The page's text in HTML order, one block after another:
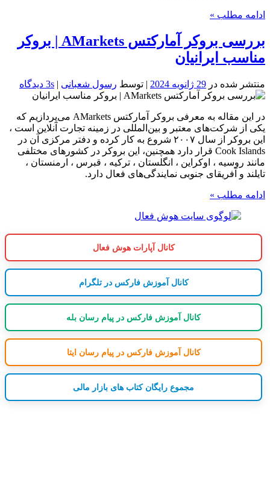
ادامه مطلب »
بررسی بروکر آمارکتس AMarkets | بروکر
مناسب ایرانیان
منتشر شده در 29 ژانویه 2024 | توسط رسول شعبانی | 3s دیدگاه
در این مقاله به معرفی بروکر آمارکتس AMarkets می‌پردازیم که
یکی از شرکت‌های معتبر و بین‌المللی در زمینه تجارت آنلاین است ،
این بروکر از سال ۲۰۰۷ شروع به کار کرده و دفتر مرکزی آن در
Cook Islands قرار دارد همچنین، این بروکر در کشورهای مختلفی
مانند روسیه ، اوکراین ، انگلستان ، ترکیه ، قبرس ، ارمنستان ،
تایلند و آفریقای جنوبی نمایندگی‌های فعال دارد.
ادامه مطلب »
کانال آپارات هوش فعال
کانال آموزش فارکس در تلگرام
کانال آموزش فارکس در پیام رسان بله
کانال آموزش فارکس در پیام رسان ایتا
مجموع رایگان کتاب های بازار مالی